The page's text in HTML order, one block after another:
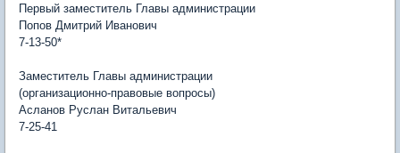
Первый заместитель Главы администрации
Попов Дмитрий Иванович
7-13-50*
Заместитель Главы администрации
(организационно-правовые вопросы)
Асланов Руслан Витальевич
7-25-41